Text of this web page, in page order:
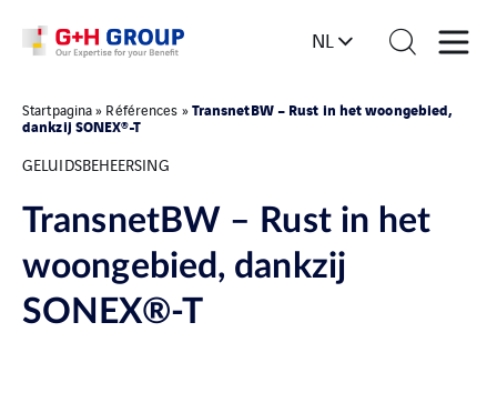
NL
Startpagina» Références »TransnetBW – Rust in het woongebied,
dankzij SONEX®-T
GELUIDSBEHEERSING
TransnetBW – Rust in het
woongebied, dankzij
SONEX®-T